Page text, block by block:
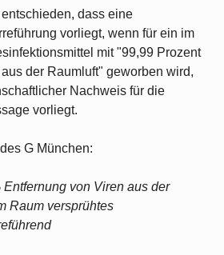
dass eine
vorliegt, wenn für ein im
mit "99,99 Prozent
der Raumluft" geworben wird,
Nachweis für die
vorliegt.
G München:
Entfernung von Viren aus der
Raum versprühtes